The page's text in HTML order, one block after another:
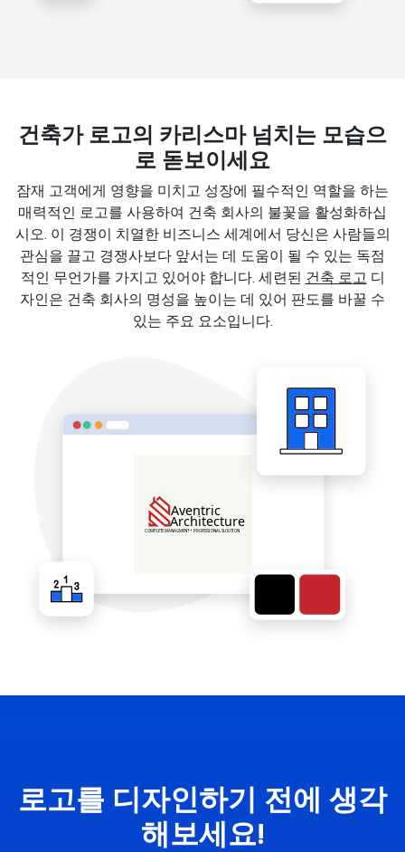
건축가 로고의 카리스마 넘치는 모습으
로 돋보이세요
잠재 고객에게 영향을 미치고 성장에 필수적인 역할을 하는
매력적인 로고를 사용하여 건축 회사의 불꽃을 활성화하십
시오. 이 경쟁이 치열한 비즈니스 세계에서 당신은 사람들의
관심을 끌고 경쟁사보다 앞서는 데 도움이 될 수 있는 독점
적인 무언가를 가지고 있어야 합니다. 세련된 건축 로고 디
자인은 건축 회사의 명성을 높이는 데 있어 판도를 바꿀 수
있는 주요 요소입니다.
로고를 디자인하기 전에 생각
해보세요!